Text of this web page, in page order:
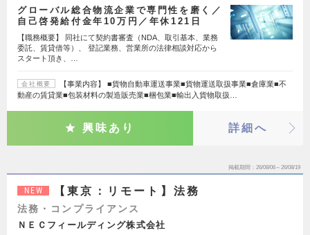
グローバル総合物流企業で専門性を磨く／
自己啓発給付金年10万円／年休121日
【職務概要】 同社にて契約書審査（NDA、取引基本、業務
委託、賃貸借等）、 登記業務、営業所の法律相談対応から
スタート頂き、…
会社概要
【事業内容】 ■貨物自動車運送事業■貨物運送取扱事業■倉庫業■不
動産の賃貸業■包装材料の製造販売業■梱包業■輸出入貨物取扱…
興味あり 詳細へ
掲載期間 26/08/06～26/08/19
NEW 【東京：リモート】法務
法務・コンプライアンス
ＮＥＣフィールディング株式会社